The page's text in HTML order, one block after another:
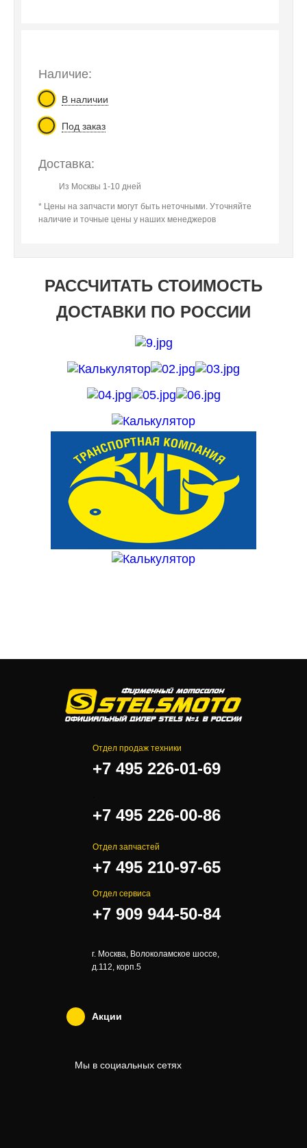
Наличие:
В наличии
Под заказ
Доставка:
Из Москвы 1-10 дней
* Цены на запчасти могут быть неточными. Уточняйте
наличие и точные цены у наших менеджеров
РАССЧИТАТЬ СТОИМОСТЬ
ДОСТАВКИ ПО РОССИИ
Отдел продаж техники
+7 495 226-01-69
+7 495 226-00-86
Отдел запчастей
+7 495 210-97-65
Отдел сервиса
+7 909 944-50-84
г. Москва, Волоколамское шоссе,
д.112, корп.5
Акции
Мы в социальных сетях